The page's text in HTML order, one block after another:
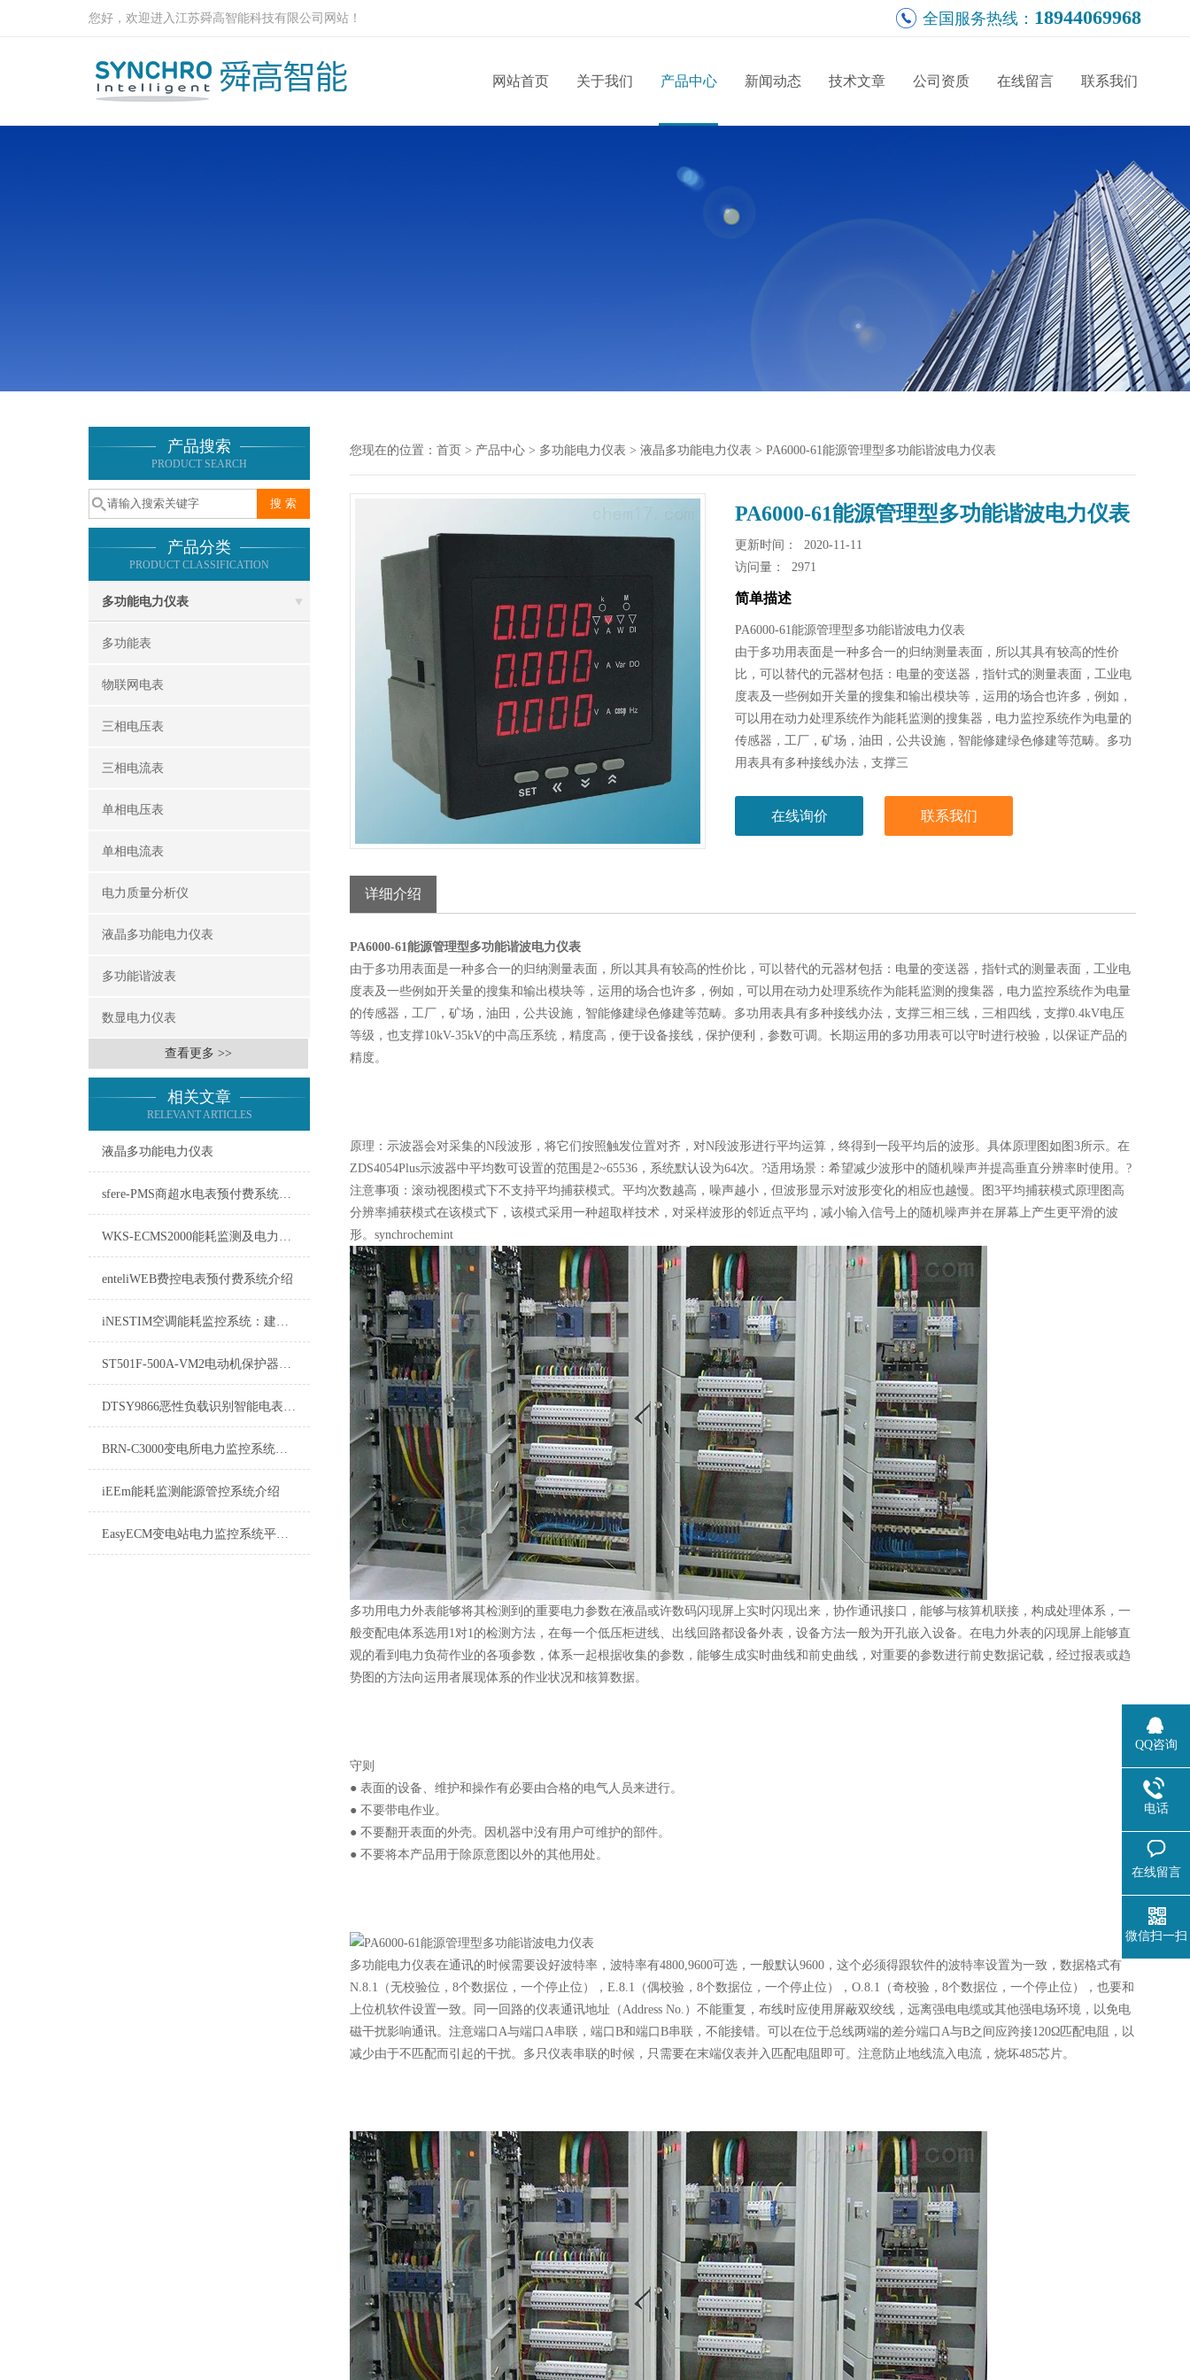
您好，欢迎进入江苏舜高智能科技有限公司网站！ 全国服务热线： 18944069968
网站首页 关于我们 产品中心 新闻动态 技术文章 公司资质 在线留言 联系我们
产品搜索
PRODUCT SEARCH
产品分类
PRODUCT CLASSIFICATION
多功能电力仪表
多功能表
物联网电表
三相电压表
三相电流表
单相电压表
单相电流表
电力质量分析仪
液晶多功能电力仪表
多功能谐波表
数显电力仪表
查看更多 >>
相关文章
RELEVANT ARTICLES
液晶多功能电力仪表
sfere-PMS商超水电表预付费系统：开启商业能源管理新风尚
WKS-ECMS2000能耗监测及电力监控系统：提升能效与保障电力安全的关键技术
enteliWEB费控电表预付费系统介绍
iNESTIM空调能耗监控系统：建筑节能的新引擎
ST501F-500A-VM2电动机保护器故障代码-舜高智能
DTSY9866恶性负载识别智能电表DTSY9866技术参数
BRN-C3000变电所电力监控系统：电网运行的智慧守护者
iEEm能耗监测能源管控系统介绍
EasyECM变电站电力监控系统平台：保障电网安全稳定运行的基石
您现在的位置： 首页 > 产品中心 > 多功能电力仪表 > 液晶多功能电力仪表 > PA6000-61能源管理型多功能谐波电力仪表
PA6000-61能源管理型多功能谐波电力仪表
更新时间： 2020-11-11
访问量：2971
简单描述
PA6000-61能源管理型多功能谐波电力仪表
由于多功用表面是一种多合一的归纳测量表面，所以其具有较高的性价
比，可以替代的元器材包括：电量的变送器，指针式的测量表面，工业电
度表及一些例如开关量的搜集和输出模块等，运用的场合也许多，例如，
可以用在动力处理系统作为能耗监测的搜集器，电力监控系统作为电量的
传感器，工厂，矿场，油田，公共设施，智能修建绿色修建等范畴。多功
用表具有多种接线办法，支撑三
在线询价 联系我们
详细介绍
PA6000-61能源管理型多功能谐波电力仪表
由于多功用表面是一种多合一的归纳测量表面，所以其具有较高的性价比，可以替代的元器材包括：电量的变送器，指针式的测量表面，工业电
度表及一些例如开关量的搜集和输出模块等，运用的场合也许多，例如，可以用在动力处理系统作为能耗监测的搜集器，电力监控系统作为电量
的传感器，工厂，矿场，油田，公共设施，智能修建绿色修建等范畴。多功用表具有多种接线办法，支撑三相三线，三相四线，支撑0.4kV电压
等级，也支撑10kV-35kV的中高压系统，精度高，便于设备接线，保护便利，参数可调。长期运用的多功用表可以守时进行校验，以保证产品的
精度。
原理：示波器会对采集的N段波形，将它们按照触发位置对齐，对N段波形进行平均运算，终得到一段平均后的波形。具体原理图如图3所示。在
ZDS4054Plus示波器中平均数可设置的范围是2~65536，系统默认设为64次。?适用场景：希望减少波形中的随机噪声并提高垂直分辨率时使用。?
注意事项：滚动视图模式下不支持平均捕获模式。平均次数越高，噪声越小，但波形显示对波形变化的相应也越慢。图3平均捕获模式原理图高
分辨率捕获模式在该模式下，该模式采用一种超取样技术，对采样波形的邻近点平均，减小输入信号上的随机噪声并在屏幕上产生更平滑的波
形。synchrochemint
多功用电力外表能够将其检测到的重要电力参数在液晶或许数码闪现屏上实时闪现出来，协作通讯接口，能够与核算机联接，构成处理体系，一
般变配电体系选用1对1的检测方法，在每一个低压柜进线、出线回路都设备外表，设备方法一般为开孔嵌入设备。在电力外表的闪现屏上能够直
观的看到电力负荷作业的各项参数，体系一起根据收集的参数，能够生成实时曲线和前史曲线，对重要的参数进行前史数据记载，经过报表或趋
势图的方法向运用者展现体系的作业状况和核算数据。
守则
● 表面的设备、维护和操作有必要由合格的电气人员来进行。
● 不要带电作业。
● 不要翻开表面的外壳。因机器中没有用户可维护的部件。
● 不要将本产品用于除原意图以外的其他用处。
多功能电力仪表在通讯的时候需要设好波特率，波特率有4800,9600可选，一般默认9600，这个必须得跟软件的波特率设置为一致，数据格式有
N.8.1（无校验位，8个数据位，一个停止位），E.8.1（偶校验，8个数据位，一个停止位），O.8.1（奇校验，8个数据位，一个停止位），也要和
上位机软件设置一致。同一回路的仪表通讯地址（Address No.）不能重复，布线时应使用屏蔽双绞线，远离强电电缆或其他强电场环境，以免电
磁干扰影响通讯。注意端口A与端口A串联，端口B和端口B串联，不能接错。可以在位于总线两端的差分端口A与B之间应跨接120Ω匹配电阻，以
减少由于不匹配而引起的干扰。多只仪表串联的时候，只需要在末端仪表并入匹配电阻即可。注意防止地线流入电流，烧坏485芯片。
QQ咨询
电话
在线留言
微信扫一扫